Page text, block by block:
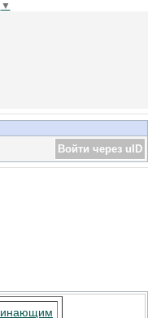
▼
Войти через uID